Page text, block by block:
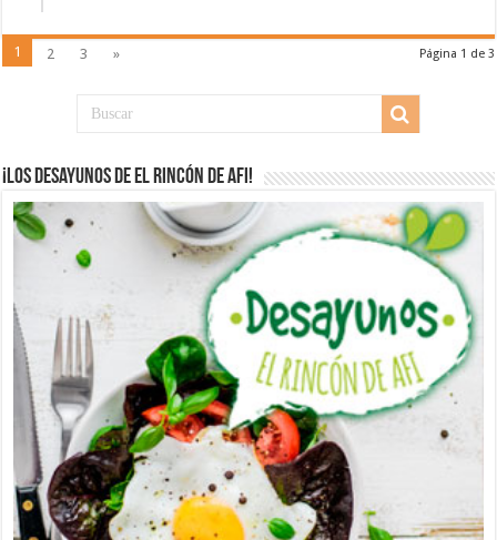
Página 1 de 3
1 2 3 »
¡Los desayunos de El Rincón de Afi!